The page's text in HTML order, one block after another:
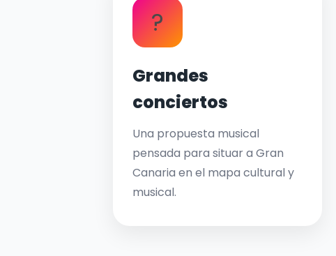
?
Grandes
conciertos
Una propuesta musical
pensada para situar a Gran
Canaria en el mapa cultural y
musical.